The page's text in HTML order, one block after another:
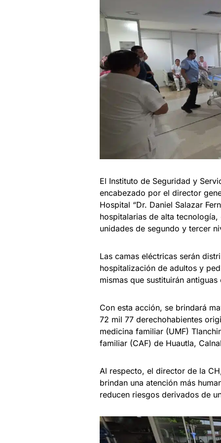
El Instituto de Seguridad y
encabezado por el director
Hospital “Dr. Daniel Salazar
hospitalarias de alta
unidades de segundo y tercer
Las camas eléctricas serán
hospitalización de adultos y
mismas que sustituirán
Con esta acción, se brindará
72 mil 77 derechohabientes
medicina familiar (UMF)
familiar (CAF) de Huautla,
Al respecto, el director de la
brindan una atención más
reducen riesgos derivados de